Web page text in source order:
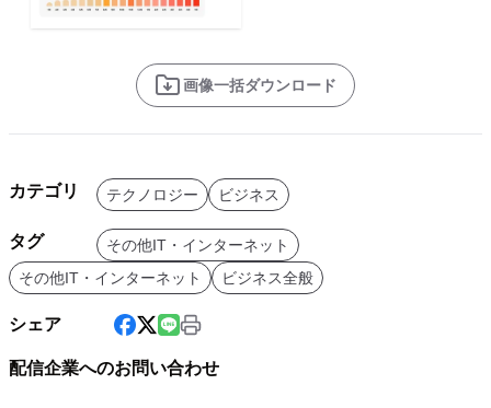
画像一括ダウンロード
カテゴリ テクノロジー ビジネス
タグ
その他IT・インターネット
その他IT・インターネット
ビジネス全般
シェア
配信企業へのお問い合わせ